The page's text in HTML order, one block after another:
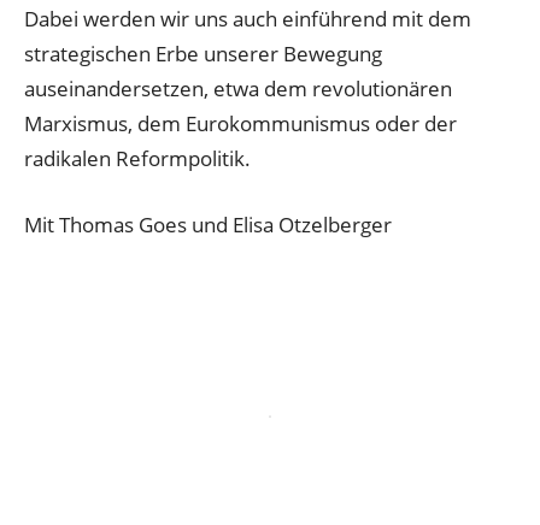
Dabei werden wir uns auch einführend mit dem
strategischen Erbe unserer Bewegung
auseinandersetzen, etwa dem revolutionären
Marxismus, dem Eurokommunismus oder der
radikalen Reformpolitik.
Mit Thomas Goes und Elisa Otzelberger